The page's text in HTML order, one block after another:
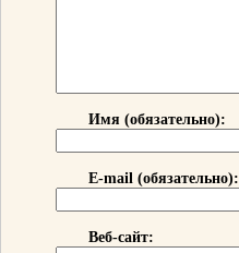
Имя (обязательно):
E-mail (обязательно):
Веб-сайт: